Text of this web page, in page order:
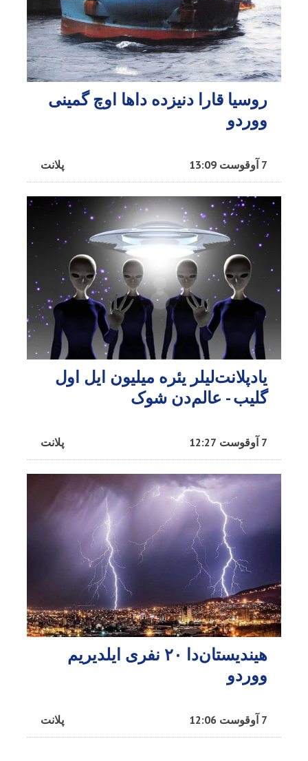
روسیا قارا دنیزده داها اوچ گمینی
ووردو
پلانت 7 آوقوست 13:09
یادپلانت‌لیلر یئره میلیون ایل اول
گلیب - عالم‌دن شوک
پلانت 7 آوقوست 12:27
هیندیستان‌دا ۲۰ نفری ایلدیریم
ووردو
پلانت 7 آوقوست 12:06